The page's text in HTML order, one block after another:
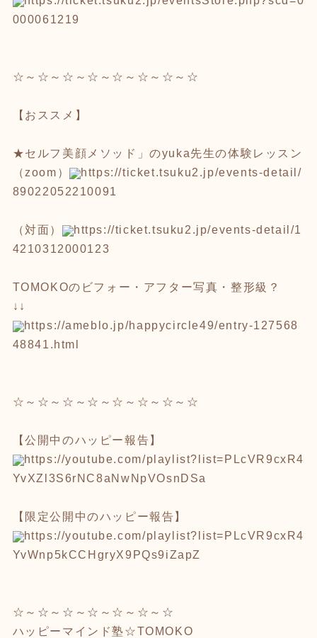
000061219
☆～☆～☆～☆～☆～☆～☆～☆
【おススメ】
★セルフ美顔メソッド」のyuka先生の体験レッスン
（zoom）
https://ticket.tsuku2.jp/events-detail/
89022052210091
（対面） https://ticket.tsuku2.jp/events-detail/1
4210312000123
TOMOKOのビフォー・アフター写真・整形級？
↓↓
https://ameblo.jp/happycircle49/entry-127568
48841.html
☆～☆～☆～☆～☆～☆～☆～☆
【公開中のハッピー報告】
https://youtube.com/playlist?l ist=PLcVR9cxR4
YvXZl3S6rNC8aNwN pVOsnDSa
【限定公開中のハッピー報告】
https://youtube.com/playlist?l ist=PLcVR9cxR4
YvWnp5kCCHgryX9PQs9iZapZ
☆～☆～☆～☆～☆～☆～☆
ハッピーマインド塾☆TOMOKO